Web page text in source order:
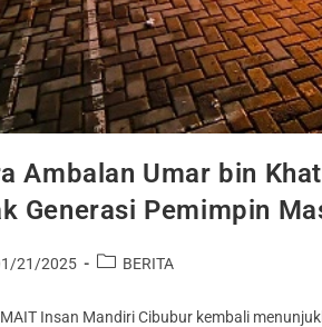
Ambalan Umar bin
Generasi Pemimpin
21/2025 BERITA
Insan Mandiri Cibubur kembali